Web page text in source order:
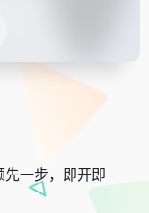
一步，即开即